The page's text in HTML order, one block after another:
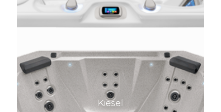
Kiesel